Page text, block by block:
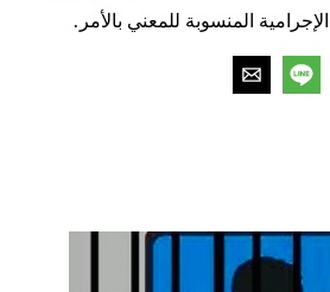
المنسوبة للمعني بالأمر.